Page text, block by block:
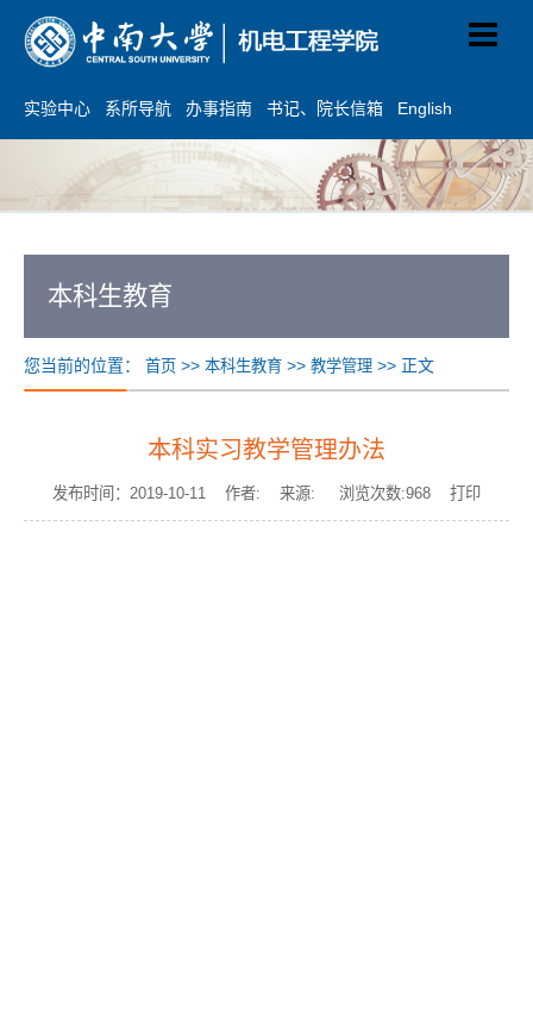
实验中心 系所导航 办事指南 书记、院长信箱 English
本科生教育
您当前的位置： 首页 >> 本科生教育 >> 教学管理 >> 正文
本科实习教学管理办法
发布时间：2019-10-11 作者: 来源: 浏览次数:968 打印